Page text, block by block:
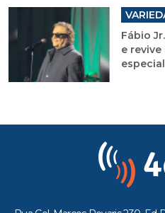
Fábio
e
especial